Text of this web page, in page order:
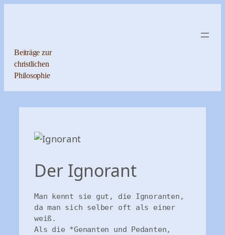
Beiträge zur
christlichen
Philosophie
Der Ignorant
Man kennt sie gut, die Ignoranten,
da man sich selber oft als einer
weiß.
Als die *Genanten und Pedanten,